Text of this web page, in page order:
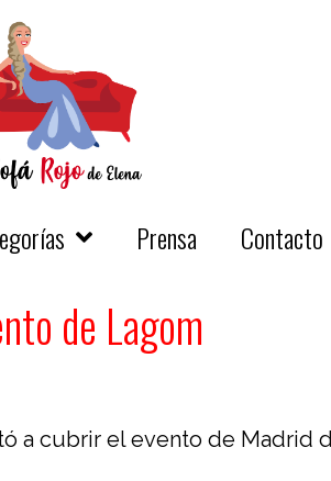
Prensa Contacto
de Lagom
a cubrir el evento de Madrid